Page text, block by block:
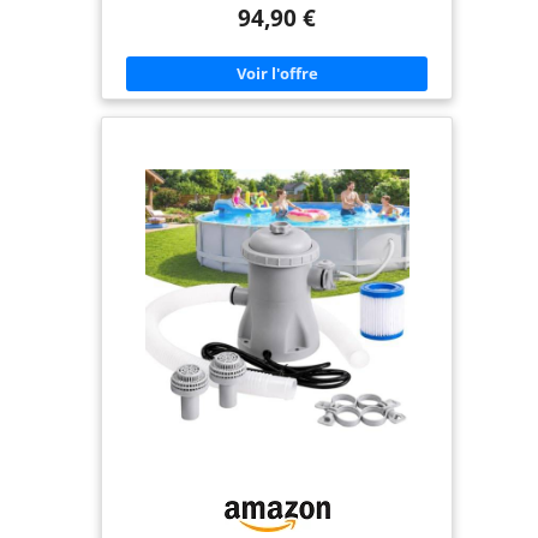
000 litres. La pompe de circulation auto-
puissance de filtration et des produits chimiques,
réduit la turbidité et protège efficacement contre
les algues et l'eau stagnante. Convient pour des
Ø 32 mm & 38 mm et s'adapte aux piscines,
jacuzzis, systèmes de circulation d'eau et petits
systèmes d'irrigation. Avec une puissance de 250
W, une hauteur de refoulement maximale de 7,5
m et un câble d'alimentation de 1,6 m, elle est
immédiatement opérationnelle. Protection contre
les projections d'eau IPX5. ✅ FONCTIONNEMENT
SILENCIEUX & EFFICACITÉ MAXIMALE: Avec moins
de 70 dB, la pompe de piscine fonctionne aussi
silencieusement qu'une conversation normale –
fonctionnement sans perturbation même à
proximité d'une terrasse ou d'un jardin. La
hauteur de refoulement maximale de 7,5 m et la
température de l'eau jusqu'à 35 °C garantissent
retient efficacement les cheveux, feuilles, pierres
et insectes. Le couvercle transparent permet de
94,90 €